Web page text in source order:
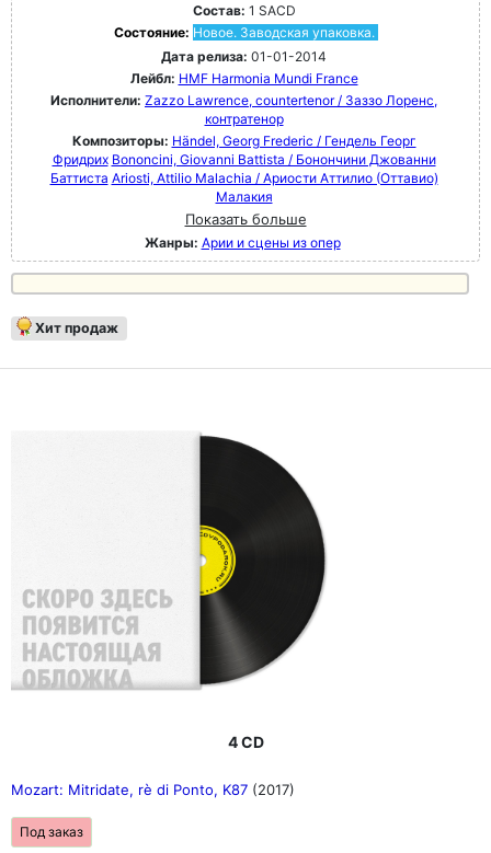
Состав: 1 SACD
Состояние: Новое. Заводская упаковка.
Дата релиза: 01-01-2014
Лейбл: HMF Harmonia Mundi France
Исполнители: Zazzo Lawrence, countertenor / Заззо Лоренс,
контратенор
Композиторы: Händel, Georg Frederic / Гендель Георг
Фридрих Bononcini, Giovanni Battista / Бонончини Джованни
Баттиста Ariosti, Attilio Malachia / Ариости Аттилио (Оттавио)
Малакия
Показать больше
Жанры: Арии и сцены из опер
Хит продаж
4 CD
Mozart: Mitridate, rè di Ponto, K87 (2017)
Под заказ